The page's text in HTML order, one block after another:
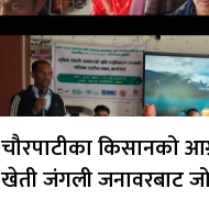
चौरपाटीका किसानको
खेती जंगली जनावरबाट